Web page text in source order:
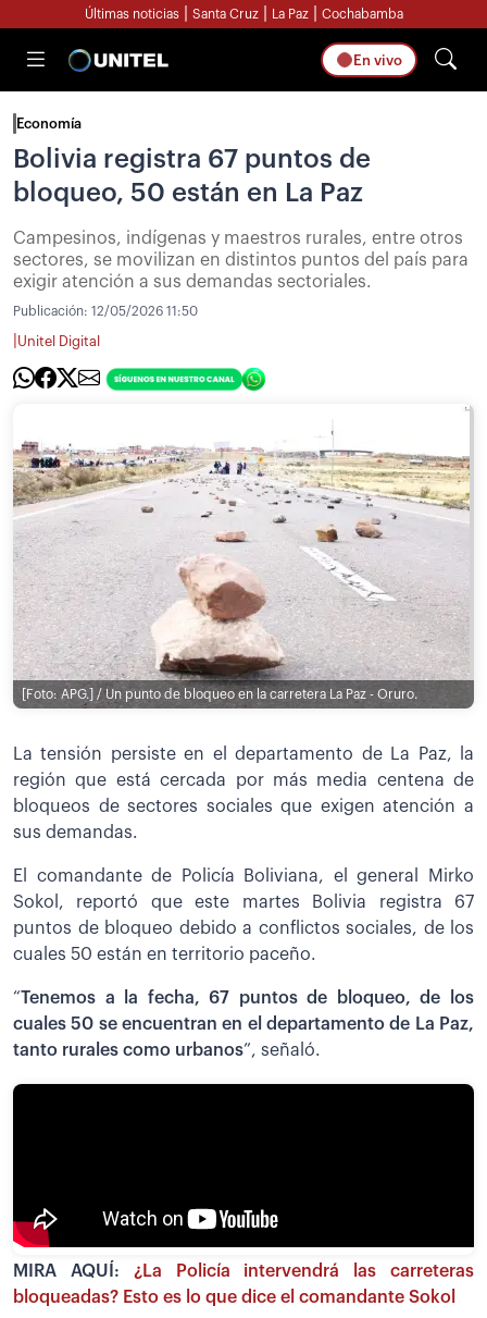
Últimas noticias Santa Cruz La Paz Cochabamba
En vivo
Economía
Bolivia registra 67 puntos de
bloqueo, 50 están en La Paz
Campesinos, indígenas y maestros rurales, entre otros
sectores, se movilizan en distintos puntos del país para
exigir atención a sus demandas sectoriales.
Publicación: 12/05/2026 11:50
Unitel Digital
[Foto: APG.] / Un punto de bloqueo en la carretera La Paz - Oruro.
La tensión persiste en el departamento de La Paz, la
región que está cercada por más media centena de
bloqueos de sectores sociales que exigen atención a
sus demandas.
El comandante de Policía Boliviana, el general Mirko
Sokol, reportó que este martes Bolivia registra 67
puntos de bloqueo debido a conflictos sociales, de los
cuales 50 están en territorio paceño.
“Tenemos a la fecha, 67 puntos de bloqueo, de los
cuales 50 se encuentran en el departamento de La Paz,
tanto rurales como urbanos”, señaló.
MIRA AQUÍ: ¿La Policía intervendrá las carreteras
bloqueadas? Esto es lo que dice el comandante Sokol